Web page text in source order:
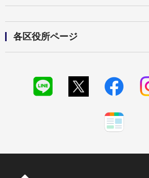
各区役所ページ